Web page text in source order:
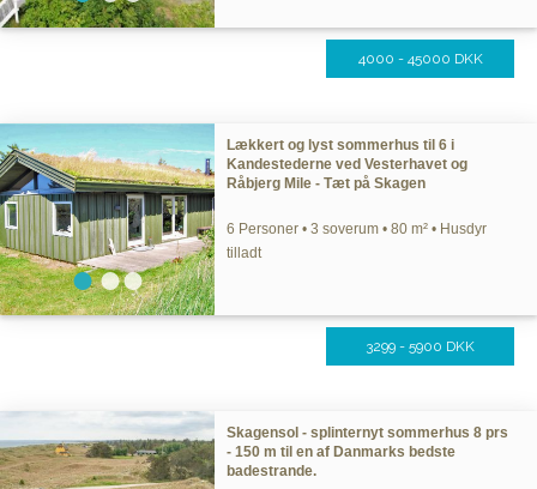
4000 - 45000 DKK
Lækkert og lyst sommerhus til 6 i
Kandestederne ved Vesterhavet og
Råbjerg Mile - Tæt på Skagen
6 Personer • 3 soverum • 80 m² • Husdyr
tilladt
3299 - 5900 DKK
Skagensol - splinternyt sommerhus 8 prs
- 150 m til en af Danmarks bedste
badestrande.